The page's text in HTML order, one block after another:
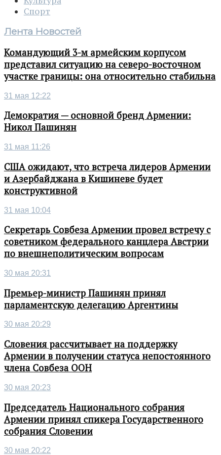
Спорт
Лента Новостей
Командующий 3-м армейским корпусом
представил ситуацию на северо-восточном
участке границы: она относительно стабильна
31 мая 12:22
Демократия — основной бренд Армении:
Никол Пашинян
31 мая 11:26
США ожидают, что встреча лидеров Армении
и Азербайджана в Кишиневе будет
конструктивной
31 мая 10:04
Секретарь Совбеза Армении провел встречу с
советником федерального канцлера Австрии
по внешнеполитическим вопросам
30 мая 20:31
Премьер-министр Пашинян принял
парламентскую делегацию Аргентины
30 мая 20:29
Словения рассчитывает на поддержку
Армении в получении статуса непостоянного
члена Совбеза ООН
30 мая 20:23
Председатель Национального собрания
Армении принял спикера Государственного
собрания Словении
30 мая 20:22